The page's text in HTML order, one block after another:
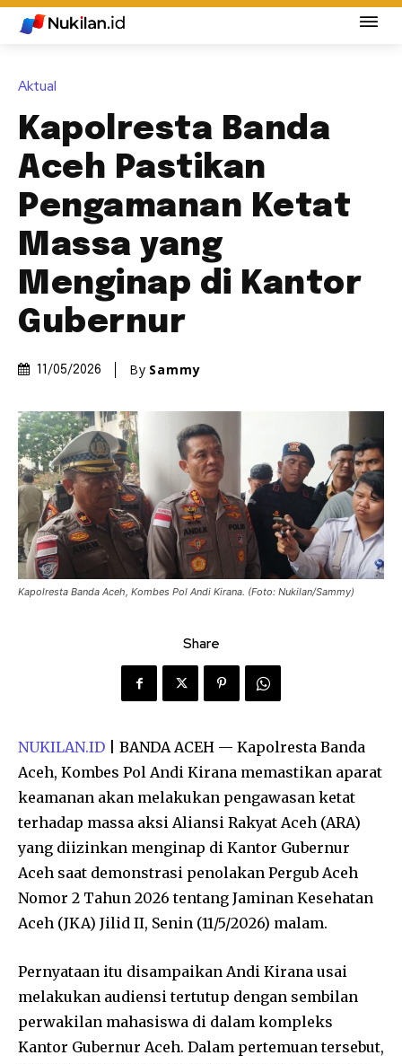
Aktual
Kapolresta Banda
Aceh Pastikan
Pengamanan Ketat
Massa yang
Menginap di Kantor
Gubernur
11/05/2026 By Sammy
Kapolresta Banda Aceh, Kombes Pol Andi Kirana. (Foto: Nukilan/Sammy)
Share
NUKILAN.ID | BANDA ACEH — Kapolresta Banda
Aceh, Kombes Pol Andi Kirana memastikan aparat
keamanan akan melakukan pengawasan ketat
terhadap massa aksi Aliansi Rakyat Aceh (ARA)
yang diizinkan menginap di Kantor Gubernur
Aceh saat demonstrasi penolakan Pergub Aceh
Nomor 2 Tahun 2026 tentang Jaminan Kesehatan
Aceh (JKA) Jilid II, Senin (11/5/2026) malam.
Pernyataan itu disampaikan Andi Kirana usai
melakukan audiensi tertutup dengan sembilan
perwakilan mahasiswa di dalam kompleks
Kantor Gubernur Aceh. Dalam pertemuan tersebut,